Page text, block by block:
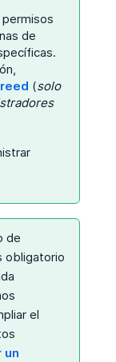
de
(solo
de
obligatorio
el
un